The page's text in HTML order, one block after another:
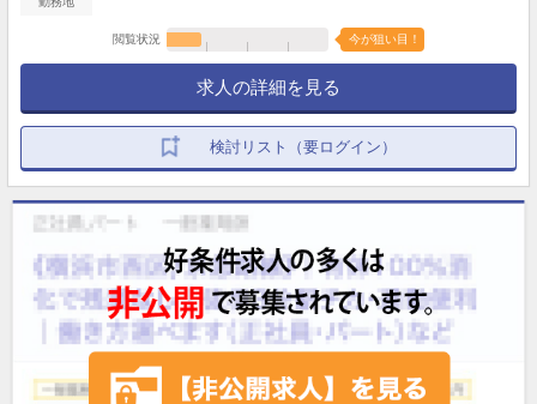
閲覧状況 今が狙い目！
求人の詳細を見る
検討リスト（要ログイン）